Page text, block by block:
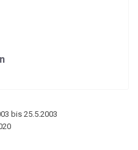
bis 25.5.2003